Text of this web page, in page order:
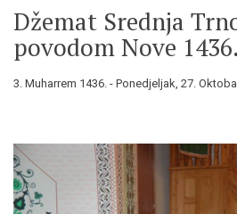
Džemat Srednja
povodom Nove
3. Muharrem 1436. - Ponedjeljak, 27.